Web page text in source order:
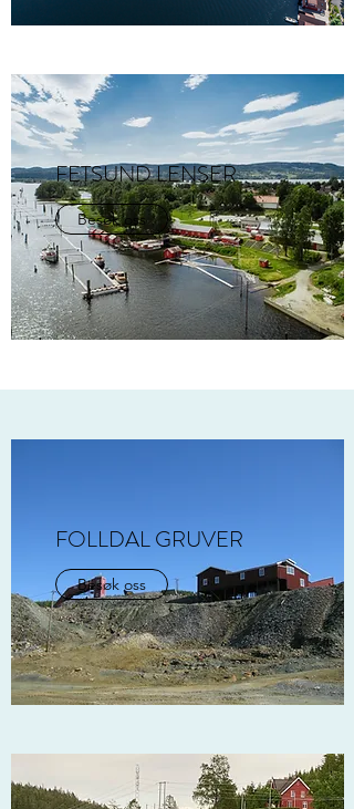
FETSUND LENSER
Besøk oss
FOLLDAL GRUVER
Besøk oss